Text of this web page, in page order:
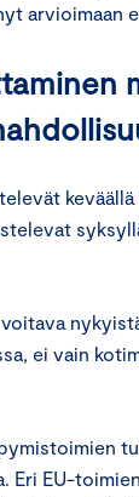
arvioimaan
ei vain
Eri EU-